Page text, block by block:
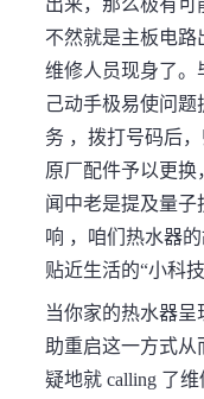
不然就是主板电路
维修人员现身了。
己动手极易使问题
务 ，拨打号码后
原厂配件予以更
闻中老是提及量
响 ，咱们热水器
贴近生活的“小科技
当你家的热水器
助重启这一方式从
疑地就 calling 了